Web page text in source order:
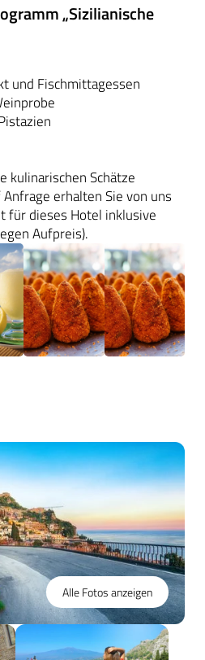
„Sizilianische
und Fischmittagessen
kulinarischen Schätze
erhalten Sie von uns
für dieses Hotel inklusive
Aufpreis).
Alle Fotos anzeigen